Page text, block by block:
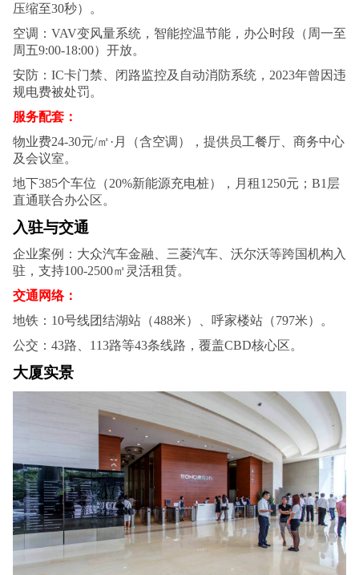
压缩至30秒）。
空调：VAV变风量系统，智能控温节能，办公时段（周一至
周五9:00-18:00）开放。
安防：IC卡门禁、闭路监控及自动消防系统，2023年曾因违
规电费被处罚。
服务配套：
物业费24-30元/㎡·月（含空调），提供员工餐厅、商务中心
及会议室。
地下385个车位（20%新能源充电桩），月租1250元；B1层
直通联合办公区。
入驻与交通
企业案例：大众汽车金融、三菱汽车、沃尔沃等跨国机构入
驻，支持100-2500㎡灵活租赁。
交通网络：
地铁：10号线团结湖站（488米）、呼家楼站（797米）。
公交：43路、113路等43条线路，覆盖CBD核心区。
大厦实景